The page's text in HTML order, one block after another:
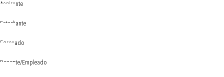
Aspirante
Estudiante
Egresado
Docente/Empleado